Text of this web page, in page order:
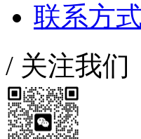
联系方
/ 关注我们